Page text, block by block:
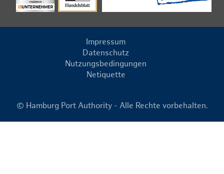
Impressum
Datenschutz
Nutzungsbedingungen
Netiquette
© Hamburg Port Authority - Alle Rechte vorbehalten.